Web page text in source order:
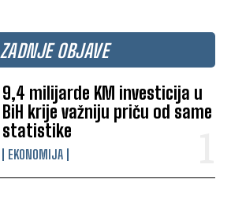
ZADNJE OBJAVE
9,4 milijarde KM investicija u
BiH krije važniju priču od same
statistike
EKONOMIJA